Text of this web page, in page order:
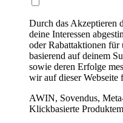
Durch das Akzeptieren
deine Interessen
oder Rabattaktionen für
basierend auf deinem
sowie deren Erfolge
wir auf dieser Webseite
AWIN, Sovendus,
Klickbasierte